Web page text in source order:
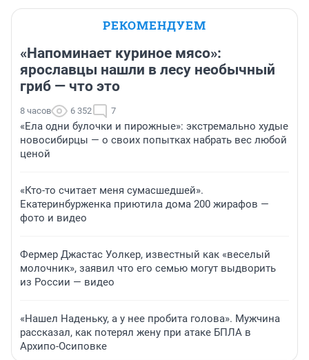
РЕКОМЕНДУЕМ
«Напоминает куриное мясо»:
ярославцы нашли в лесу необычный
гриб — что это
8 часов 6 352 7
«Ела одни булочки и пирожные»: экстремально худые
новосибирцы — о своих попытках набрать вес любой
ценой
«Кто-то считает меня сумасшедшей».
Екатеринбурженка приютила дома 200 жирафов —
фото и видео
Фермер Джастас Уолкер, известный как «веселый
молочник», заявил что его семью могут выдворить
из России — видео
«Нашел Наденьку, а у нее пробита голова». Мужчина
рассказал, как потерял жену при атаке БПЛА в
Архипо-Осиповке